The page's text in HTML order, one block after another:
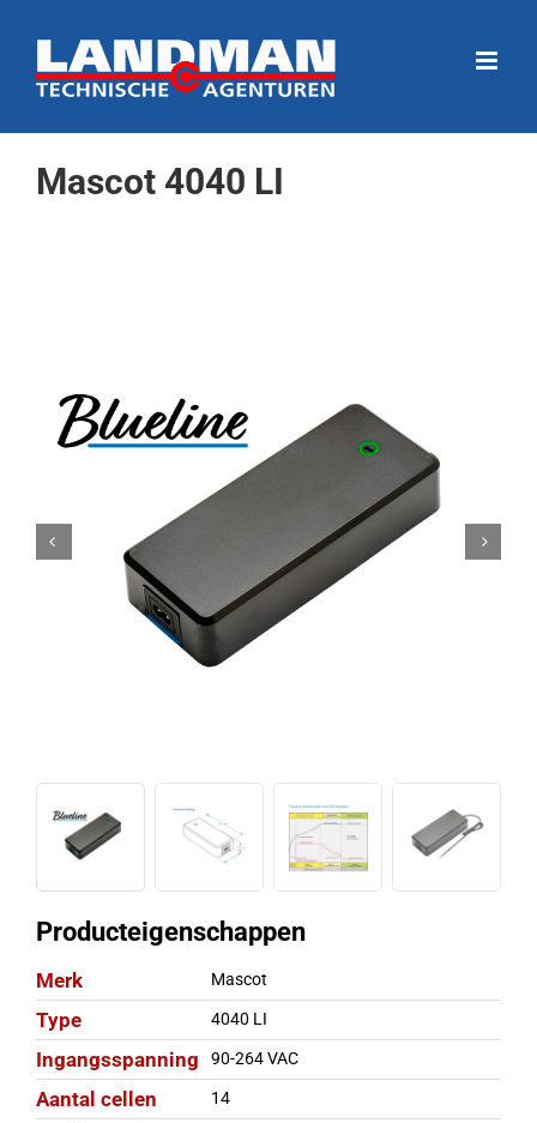
naar
inhoud
Mascot 4040 LI
Producteigenschappen
Merk Mascot
Type 4040 LI
Ingangsspanning 90-264 VAC
Aantal cellen 14